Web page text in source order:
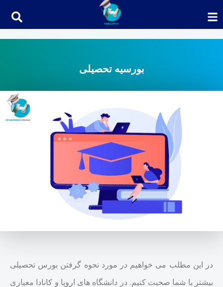
بورسیه تحصیلی
در این مطلب می خواهیم در مورد نحوه گرفتن بورس تحصیلی
بیشتر با شما صحبت کنیم. در دانشگاه های اروپا و کانادا معیاری